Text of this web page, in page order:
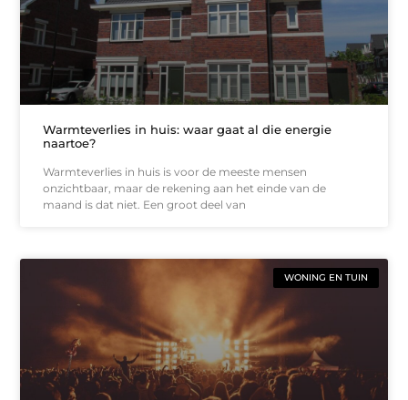
Warmteverlies in huis: waar gaat al die energie
naartoe?
Warmteverlies in huis is voor de meeste mensen
onzichtbaar, maar de rekening aan het einde van de
maand is dat niet. Een groot deel van
WONING EN TUIN